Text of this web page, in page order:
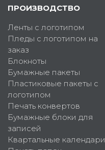
ПРОИЗВОДСТВО
Ленты с логотипом
Пледы с логотипом на
заказ
Блокноты
Бумажные пакеты
Пластиковые пакеты с
логотипом
Печать конвертов
Бумажные блоки для
записей
Квартальные календари